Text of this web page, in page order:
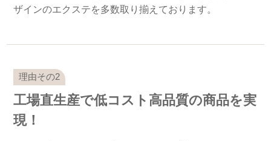
ザインのエクステを多数取り揃えております。
工場直生産で低コスト高品質の商品を実
現！